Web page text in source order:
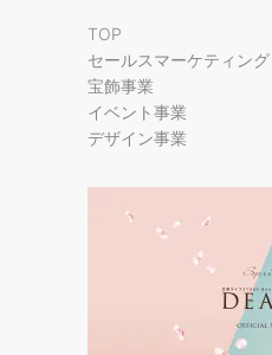
TOP
セールスマーケティング
宝飾事業
イベント事業
デザイン事業